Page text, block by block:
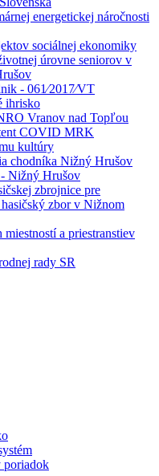
energetickej náročnosti
sociálnej ekonomiky
úrovne seniorov v
- 061⁄2017⁄VT
ihrisko
Vranov nad Topľou
COVID MRK
kultúry
chodníka Nižný Hrušov
Nižný Hrušov
zbrojnice pre
zbor v Nižnom
miestností a priestranstiev
rady SR
poriadok